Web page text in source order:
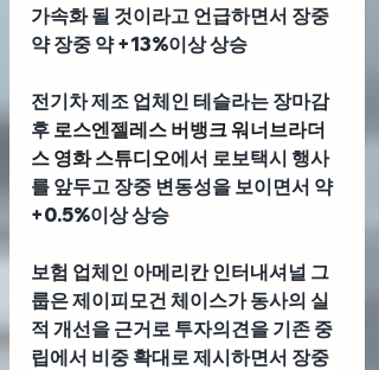
가속화 될 것이라고 언급하면서 장중
약 장중 약 +13%이상 상승
전기차 제조 업체인 테슬라는 장마감
후 로스엔젤레스 버뱅크 워너브라더
스 영화 스튜디오에서 로보택시 행사
를 앞두고 장중 변동성을 보이면서 약
+0.5%이상 상승
보험 업체인 아메리칸 인터내셔널 그
룹은 제이피모건 체이스가 동사의 실
적 개선을 근거로 투자의견을 기존 중
립에서 비중 확대로 제시하면서 장중